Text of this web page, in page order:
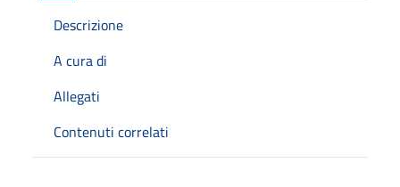
Descrizione
A cura di
Allegati
Contenuti correlati